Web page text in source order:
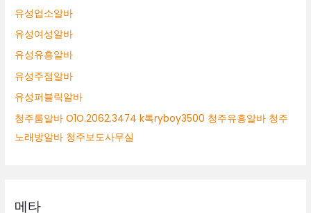
유성업소알바
유성여성알바
유성유흥알바
유성주점알바
유성퍼블릭알바
청주룸알바 O1O.2062.3474 k톡ryboy3500 청주유흥알바 청주
노래방알바 청주보도사무실
메타